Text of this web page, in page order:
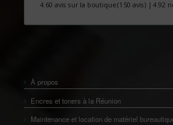
4.60 avis sur la boutique(150 avis) |4.92
À propos
Encres et toners à la Réunion
Maintenance et location de matériel